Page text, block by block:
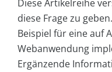
Diese Artikelreihe
diese Frage zu
Beispiel für eine auf
Webanwendung
Ergänzende